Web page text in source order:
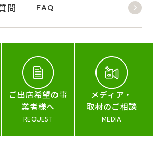
問 FAQ
ご出店希望の事
業者様へ
REQUEST
メディア・
取材のご相談
MEDIA